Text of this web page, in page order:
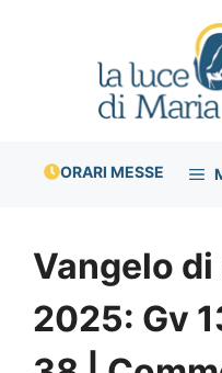
ORARI MESSE
Vangelo
2025: Gv